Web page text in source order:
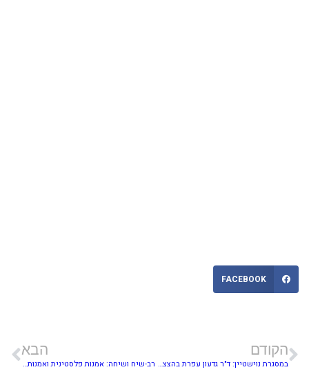
FACEBOOK
הקודם
במסגרת נוישטיין: ד"ר גדעון עפרת בהצצה לפרק מהספר המונוגראפי "נוישטיין"
הבא
רב-שיח ושיחה: אמנות פלסטינית ואמנות המיצג